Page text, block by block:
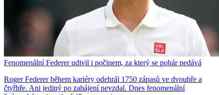
Fenomenální Federer udivil i počinem, za který se pohár nedává
Roger Federer během kariéry odehrál 1750 zápasů ve dvouhře a
čtyřhře. Ani jediný po zahájení nevzdal. Dnes fenomenální